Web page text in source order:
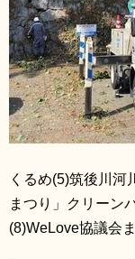
くるめ(5)筑後川河
まつり」クリーン
(8)WeLove協議会